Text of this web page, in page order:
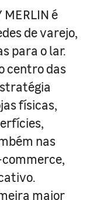
MERLIN é
de varejo,
para o lar.
centro das
físicas,
nas
maior